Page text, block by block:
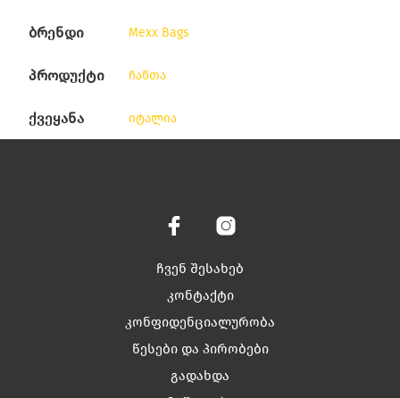
ბრენდი Mexx Bags
პროდუქტი ჩანთა
ქვეყანა იტალია
ჩვენ შესახებ
კონტაქტი
კონფიდენციალურობა
წესები და პირობები
გადახდა